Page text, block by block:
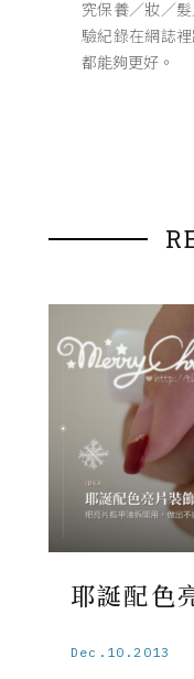
究保養／妝／
驗紀錄在網誌
都能夠更好。
耶誕配色
Dec.10.2013